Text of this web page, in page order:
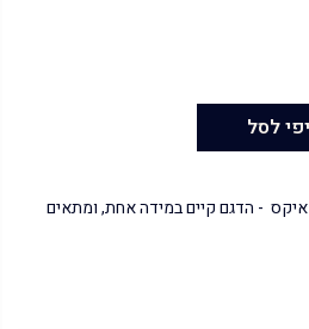
לסל
איקס - הדגם קיים במידה אחת, ומתאים